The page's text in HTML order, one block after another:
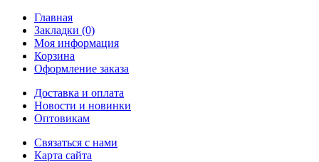
Главная
Закладки (0)
Моя информация
Корзина
Оформление заказа
Доставка и оплата
Новости и новинки
Оптовикам
Связаться с нами
Карта сайта